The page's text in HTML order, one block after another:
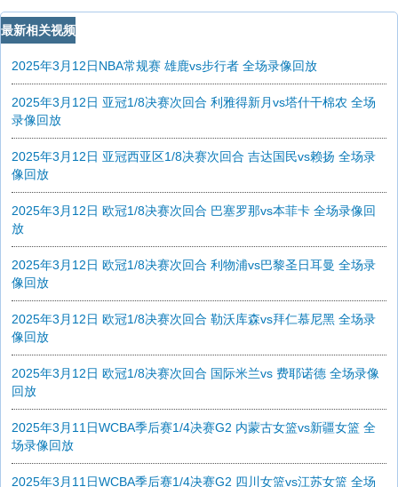
最新相关视频
2025年3月12日NBA常规赛 雄鹿vs步行者 全场录像回放
2025年3月12日 亚冠1/8决赛次回合 利雅得新月vs塔什干棉农 全场
录像回放
2025年3月12日 亚冠西亚区1/8决赛次回合 吉达国民vs赖扬 全场录
像回放
2025年3月12日 欧冠1/8决赛次回合 巴塞罗那vs本菲卡 全场录像回
放
2025年3月12日 欧冠1/8决赛次回合 利物浦vs巴黎圣日耳曼 全场录
像回放
2025年3月12日 欧冠1/8决赛次回合 勒沃库森vs拜仁慕尼黑 全场录
像回放
2025年3月12日 欧冠1/8决赛次回合 国际米兰vs 费耶诺德 全场录像
回放
2025年3月11日WCBA季后赛1/4决赛G2 内蒙古女篮vs新疆女篮 全
场录像回放
2025年3月11日WCBA季后赛1/4决赛G2 四川女篮vs江苏女篮 全场